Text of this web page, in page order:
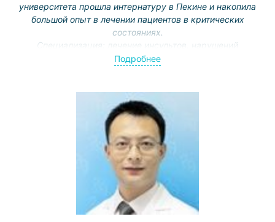
университета прошла интернатуру в Пекине и накопила
большой опыт в лечении пациентов в критических
состояниях.
Специализация: лечение инсультов, нарушений
сознания, респираторных заболеваний.
Подробнее